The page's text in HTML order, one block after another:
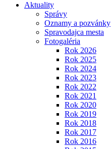
Aktuality
Správy
Oznamy a pozvánky
Spravodajca mesta
Fotogaléria
Rok 2026
Rok 2025
Rok 2024
Rok 2023
Rok 2022
Rok 2021
Rok 2020
Rok 2019
Rok 2018
Rok 2017
Rok 2016